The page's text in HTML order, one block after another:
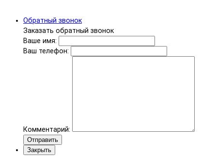
Обратный звонок
Заказать обратный звонок
Ваше имя:
Ваш телефон:
Комментарий:
Отправить
Закрыть